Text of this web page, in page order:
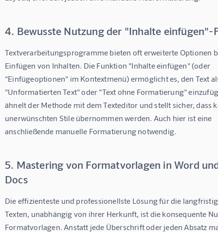
4. Bewusste Nutzung der "Inhalte einfügen"-
Textverarbeitungsprogramme bieten oft erweiterte Optionen
Einfügen von Inhalten. Die Funktion "Inhalte einfügen" (oder
"Einfügeoptionen" im Kontextmenü) ermöglicht es, den Text
"Unformatierten Text" oder "Text ohne Formatierung"
ähnelt der Methode mit dem Texteditor und stellt sicher, dass
unerwünschten Stile übernommen werden. Auch hier ist eine
anschließende manuelle Formatierung notwendig.
5. Mastering von Formatvorlagen in Word
Docs
Die effizienteste und professionellste Lösung für die
Texten, unabhängig von ihrer Herkunft, ist die konsequente
Formatvorlagen. Anstatt jede Überschrift oder jeden Absatz